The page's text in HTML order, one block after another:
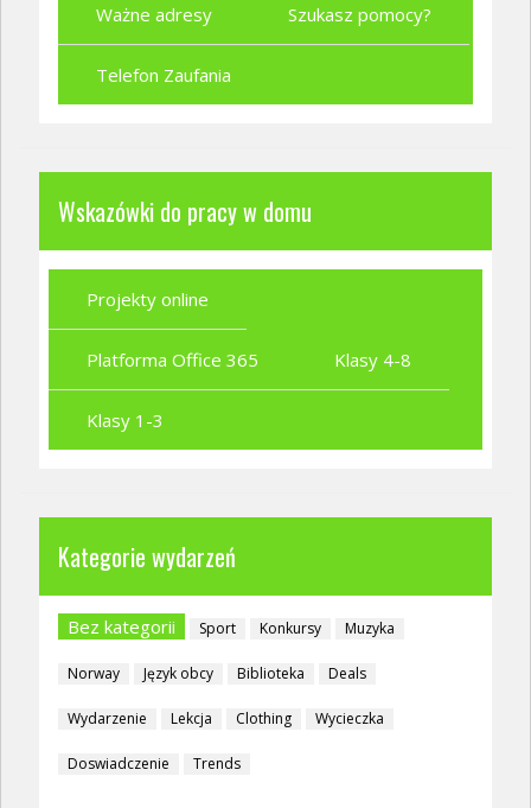
Ważne adresy Szukasz pomocy?
Telefon Zaufania
Wskazówki do pracy w domu
Projekty online
Platforma Office 365 Klasy 4-8
Klasy 1-3
Kategorie wydarzeń
Bez kategorii Sport Konkursy Muzyka
Norway Język obcy Biblioteka Deals
Wydarzenie Lekcja Clothing Wycieczka
Doswiadczenie Trends